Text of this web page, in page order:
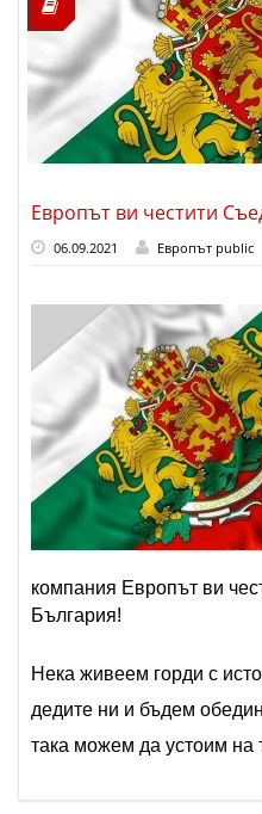
Европът ви честити
06.09.2021 Европът public
компания Европът ви
Нека живеем горди с
дедите ни и бъдем
така можем да устоим на